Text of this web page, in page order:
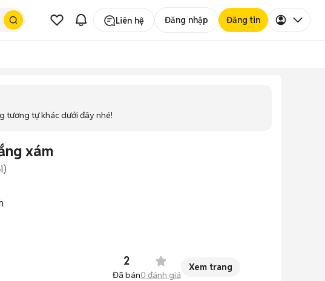
Liên hệ Đăng nhập Đăng tin
tương tự khác dưới đây nhé!
xám
2
Đã bán0 đánh giá
Xem trang